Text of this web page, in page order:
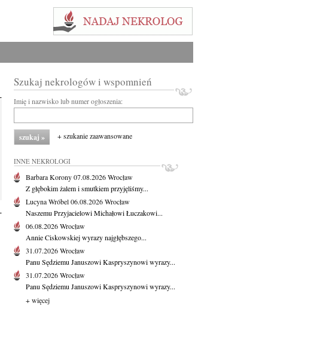
Szukaj nekrologów i wspomnień
Imię i nazwisko lub numer ogłoszenia:
+ szukanie zaawansowane
INNE NEKROLOGI
Barbara Korony07.08.2026Wrocław
Z głębokim żalem i smutkiem przyjęliśmy...
Lucyna Wróbel06.08.2026Wrocław
Naszemu Przyjacielowi Michałowi Łuczakowi...
06.08.2026Wrocław
Annie Ciskowskiej wyrazy najgłębszego...
31.07.2026Wrocław
Panu Sędziemu Januszowi Kaspryszynowi wyrazy...
31.07.2026Wrocław
Panu Sędziemu Januszowi Kaspryszynowi wyrazy...
+ więcej